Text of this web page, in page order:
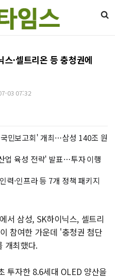
·셀트리온 등 충청권에
03 07:32
민보고회' 개최…삼성 140조 원
업 육성 전략' 발표…투자 이행
력·인프라 등 7개 정책 패키지
서 삼성, SK하이닉스, 셀트리
참여한 가운데 '충청권 첨단
개최했다.
투자한 8.6세대 OLED 양산을